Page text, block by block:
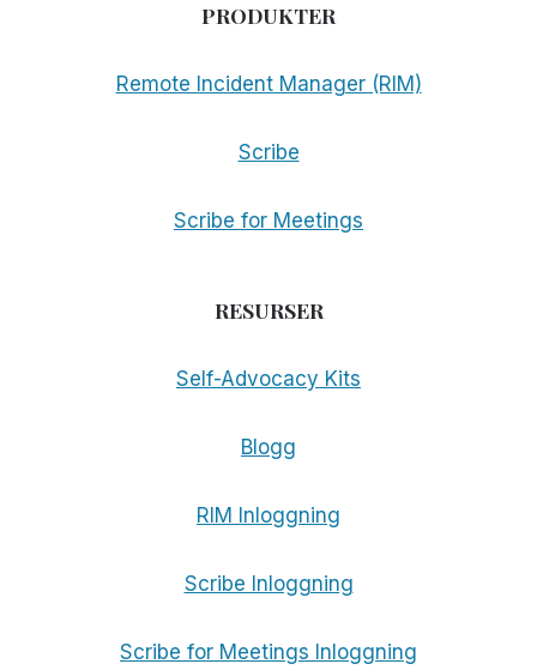
PRODUKTER
Remote Incident Manager (RIM)
Scribe
Scribe for Meetings
RESURSER
Self-Advocacy Kits
Blogg
RIM Inloggning
Scribe Inloggning
Scribe for Meetings Inloggning